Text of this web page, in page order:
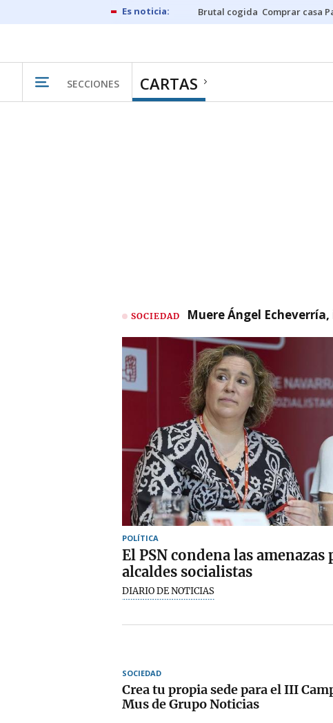
Brutal cogida Comprar casa
SECCIONES CARTAS
SOCIEDAD Muere Ángel
POLÍTICA
El PSN condena las amenazas
alcaldes socialistas
DIARIO DE NOTICIAS
SOCIEDAD
Crea tu propia sede para el III
Mus de Grupo Noticias